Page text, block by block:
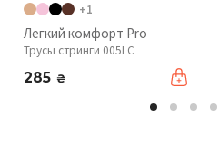
+1
Легкий комфорт Pro
Трусы стринги 005LC
285 ₴